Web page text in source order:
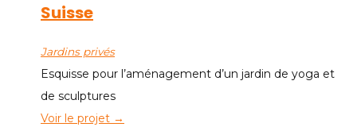
Suisse
Jardins privés
Esquisse pour l’aménagement d’un jardin de yoga et
de sculptures
Voir le projet →